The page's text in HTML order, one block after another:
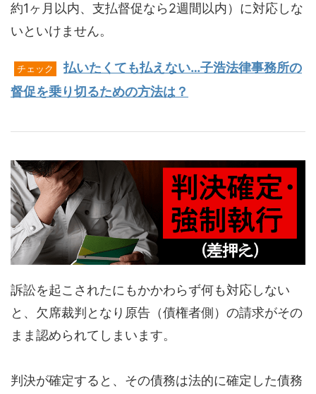
約1ヶ月以内、支払督促なら2週間以内）に対応しな
いといけません。
チェック
払いたくても払えない…子浩法律事務所の
督促を乗り切るための方法は？
訴訟を起こされたにもかかわらず何も対応しない
と、欠席裁判となり原告（債権者側）の請求がその
まま認められてしまいます。
判決が確定すると、その債務は法的に確定した債務